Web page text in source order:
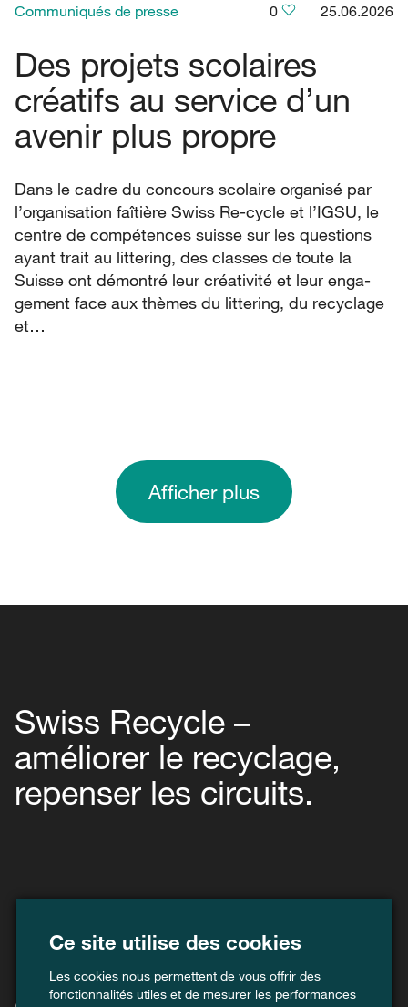
Communiqués de presse 0 25.06.2026
Des projets scolaires
créatifs au service d’un
avenir plus propre
Dans le cadre du concours scolaire organisé par
l’organisation faîtière Swiss Re-cycle et l’IGSU, le
centre de compétences suisse sur les questions
ayant trait au littering, des classes de toute la
Suisse ont démontré leur créativité et leur enga-
gement face aux thèmes du littering, du recyclage
et…
Afficher plus
Swiss Recycle –
améliorer le recyclage,
repenser les circuits.
Agenda
Ce site utilise des cookies
Les cookies nous permettent de vous offrir des
fonctionnalités utiles et de mesurer les performances